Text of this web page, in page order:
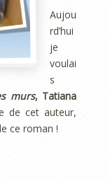
Aujou
rd’hui
je
voulai
s
murs, Tatiana
de cet auteur,
ce roman !